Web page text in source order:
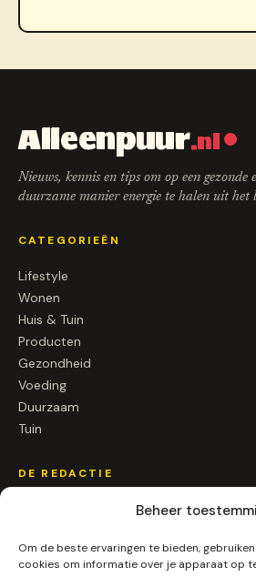
Beheer
Om de beste ervaringen te bieden,
cookies om informatie over je apparaat op
Alleenpuur.nl
Nieuws, kennis en tips om op een gezonde
duurzame manier energie te halen uit het
CATEGORIEËN
Lifestyle
Wonen
Huis & Tuin
Producten
Gezondheid
Voeding
Duurzaam
Tuin
DE REDACTIE
Samenwerken